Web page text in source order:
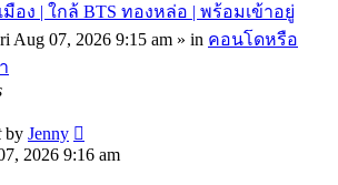
มือง | ใกล้ BTS ทองหล่อ | พร้อมเข้าอยู่
Aug 07, 2026 9:15 am » in คอนโดหรือ
by Jenny
2026 9:16 am